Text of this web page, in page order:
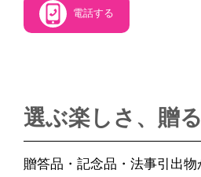
電話する
選ぶ楽しさ、贈
贈答品・記念品・法事引出